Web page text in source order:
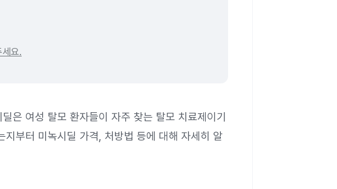
요.
은 여성 탈모 환자들이 자주 찾는 탈모 치료제이기
부터 미녹시딜 가격, 처방법 등에 대해 자세히 알